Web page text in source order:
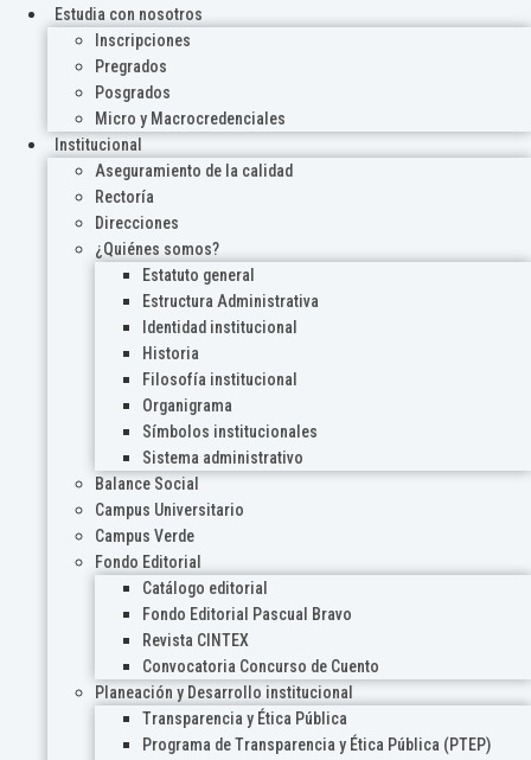
Estudia con nosotros
Inscripciones
Pregrados
Posgrados
Micro y Macrocredenciales
Institucional
Aseguramiento de la calidad
Rectoría
Direcciones
¿Quiénes somos?
Estatuto general
Estructura Administrativa
Identidad institucional
Historia
Filosofía institucional
Organigrama
Símbolos institucionales
Sistema administrativo
Balance Social
Campus Universitario
Campus Verde
Fondo Editorial
Catálogo editorial
Fondo Editorial Pascual Bravo
Revista CINTEX
Convocatoria Concurso de Cuento
Planeación y Desarrollo institucional
Transparencia y Ética Pública
Programa de Transparencia y Ética Pública (PTEP)